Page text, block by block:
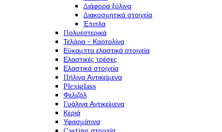
Διάφορα ξύλινα
Διακοσμητικά στοιχεία
Έπιπλα
Πολυεστερικά
Τελάρα - Καρτολίνα
Εύκαμπτα ελαστικά στοιχεία
Ελαστικές τρέσες
Ελαστικά στοιχεία
Πήλινα Αντικείμενα
Plexiglass
Φελιζόλ
Γυάλινα Αντικείμενα
Κεριά
Υφασμάτινα